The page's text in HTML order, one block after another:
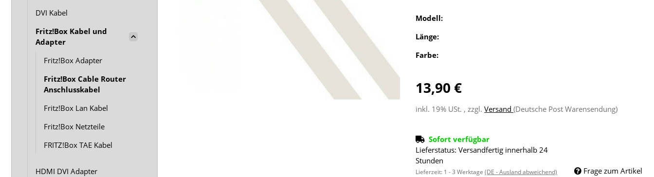
Modell:
Länge:
Farbe:
13,90 €
inkl. 19% USt. , zzgl.Versand(Deutsche Post Warensendung)
Sofort verfügbar
Lieferstatus: Versandfertig innerhalb 24
Stunden
Lieferzeit: 1 - 3 Werktage(DE - Ausland abweichend) Frage zum Artikel
DVI Kabel
Fritz!Box Kabel und
Adapter
Fritz!Box Adapter
Fritz!Box Cable Router
Anschlusskabel
Fritz!Box Lan Kabel
Fritz!Box Netzteile
FRITZ!Box TAE Kabel
HDMI DVI Adapter